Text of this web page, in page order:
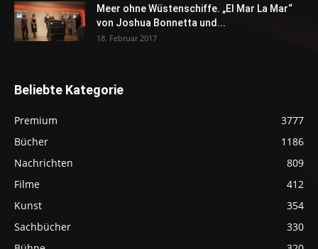
Meer ohne Wüstenschiffe. „El Mar La Mar“
von Joshua Bonnetta und...
18. Februar 2017
Beliebte Kategorie
Premium
3777
Bücher
1186
Nachrichten
809
Filme
412
Kunst
354
Sachbücher
330